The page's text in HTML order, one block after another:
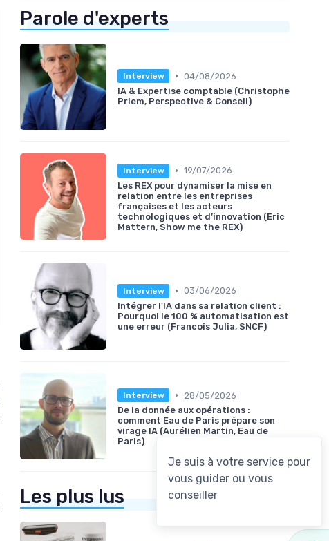
Parole d'experts
Interview • 04/08/2026
IA & Expertise comptable (Christophe
Priem, Perspective & Conseil)
Interview • 19/07/2026
Les REX pour dynamiser la mise en
relation entre les entreprises
françaises et les acteurs
technologiques et d’innovation (Eric
Mattern, Show me the REX)
Interview • 03/06/2026
Intégrer l'IA dans sa relation client :
Pourquoi le 100 % automatisation est
une erreur (Francois Julia, SNCF)
Interview •
28/05/2026
De la donnée aux opérations :
comment Eau de Paris prépare son
virage IA (Aurélien Martin, Eau de
Paris)
Les plus lus